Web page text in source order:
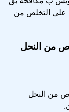
على التخلص من
من النحل
من النحل